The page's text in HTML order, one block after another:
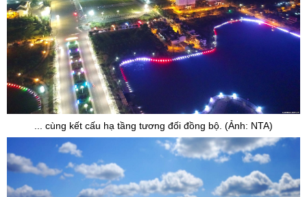
... cùng kết cấu hạ tầng tương đối đồng bộ. (Ảnh: NTA)